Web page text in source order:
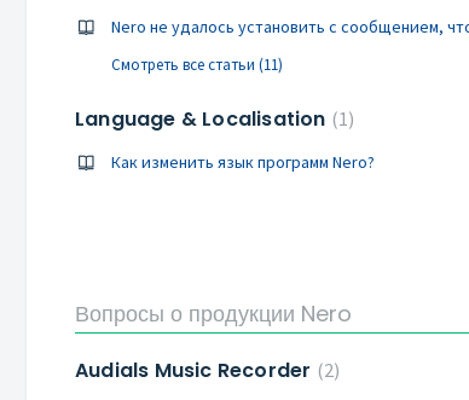
Смотреть все статьи (11)
Language & Localisation 1
Как изменить язык программ Nero?
Вопросы о продукции Nero
Audials Music Recorder 2